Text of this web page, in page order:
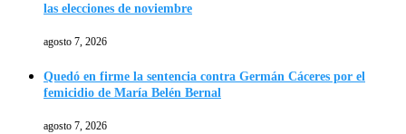
las elecciones de noviembre
agosto 7, 2026
Quedó en firme la sentencia contra Germán Cáceres por el
femicidio de María Belén Bernal
agosto 7, 2026